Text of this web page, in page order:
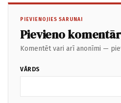
PIEVIENOJIES SARUNAI
Pievieno
Komentēt vari arī anonīmi —
VĀRDS